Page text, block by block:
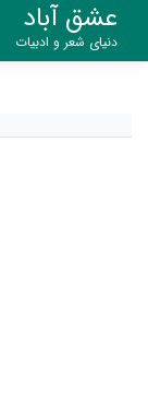
عشق آباد
دنیای شعر و ادبیات